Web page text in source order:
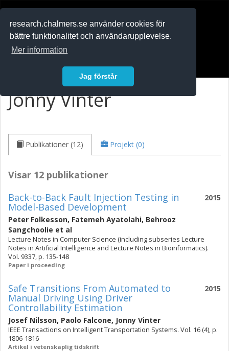
research.chalmers.se använder cookies för
bättre funktionalitet och användarupplevelse.
Mer information
Jag förstår
Jonny Vinter
Publikationer (12) Projekt (0)
Visar 12 publikationer
2015
Back-to-Back Fault Injection Testing in
Model-Based Development
Peter Folkesson, Fatemeh Ayatolahi, Behrooz
Sangchoolie et al
Lecture Notes in Computer Science (including subseries Lecture
Notes in Artificial Intelligence and Lecture Notes in Bioinformatics).
Vol. 9337, p. 135-148
Paper i proceeding
2015
Safe Transitions From Automated to
Manual Driving Using Driver
Controllability Estimation
Josef Nilsson, Paolo Falcone, Jonny Vinter
IEEE Transactions on Intelligent Transportation Systems. Vol. 16 (4), p.
1806-1816
Artikel i vetenskaplig tidskrift